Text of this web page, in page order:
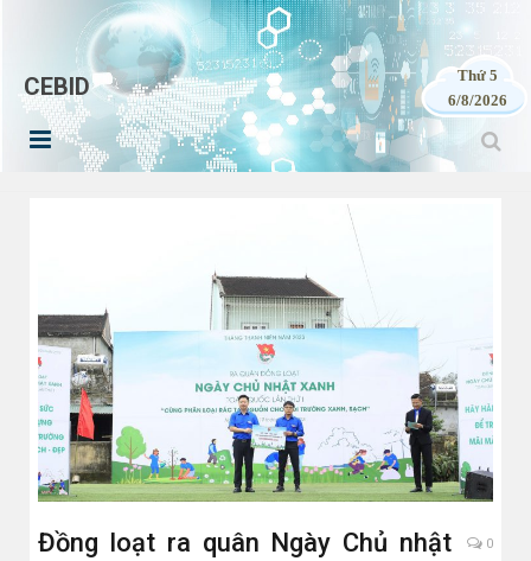
CEBID
Thứ 5
6/8/2026
Đồng loạt ra quân Ngày Chủ nhật
0